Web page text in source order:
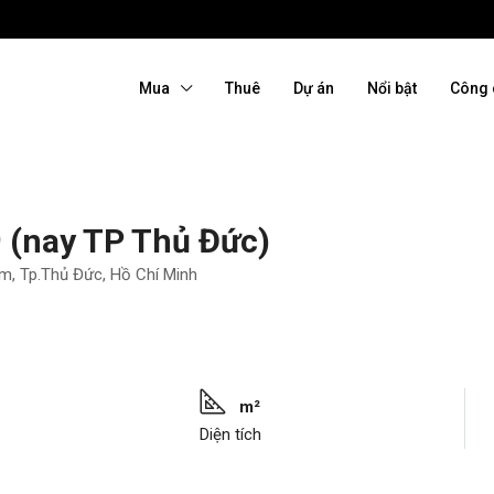
Mua Thuê Dự án Nổi bật Công
TP Thủ Đức)
Tp.Thủ Đức, Hồ Chí Minh
m²
Diện tích